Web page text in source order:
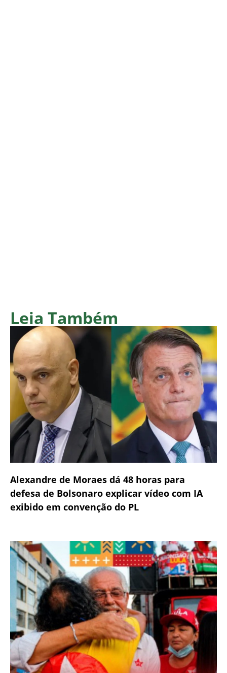
Leia Também
Alexandre de Moraes dá 48 horas para
defesa de Bolsonaro explicar vídeo com IA
exibido em convenção do PL